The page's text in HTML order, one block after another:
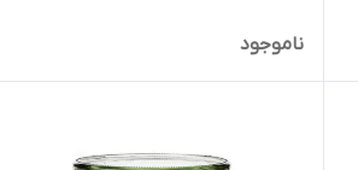
ناموجود